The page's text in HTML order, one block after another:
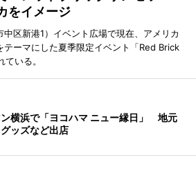
をイメージ
区新港1）イベント広場で現在、アメリカ
テーマにした夏季限定イベント「Red Brick
いる。
横浜で「ヨコハマ ニュー縁日」 地元
ッズなど出店